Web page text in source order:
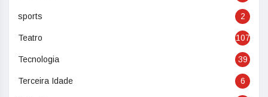
sports 2
Teatro 107
Tecnologia 39
Terceira Idade 6